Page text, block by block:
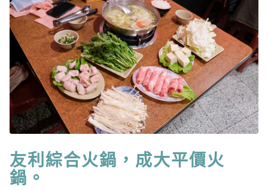
友利綜合火鍋，成大平價火
鍋。